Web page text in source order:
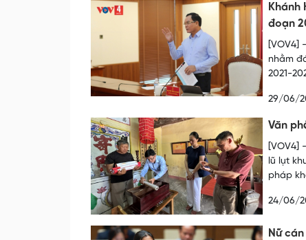
đoạn
[VOV4]
nhằm
2021-
29/06/
Văn
[VOV4]
lũ lụt
pháp
24/06/
Nữ